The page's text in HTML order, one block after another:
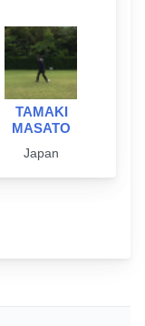
TAMAKI
MASATO
Japan